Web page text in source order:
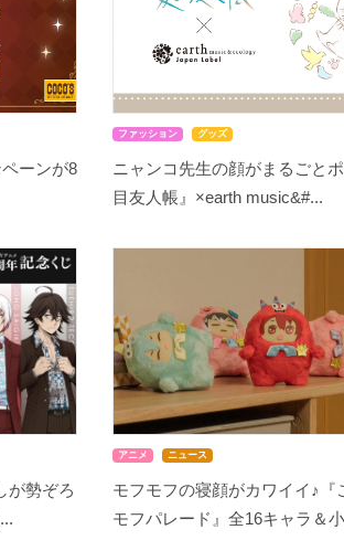
ーンが8
ファッション グッズ
ニャンコ先生の顔がまるごと
目友人帳』×earth music&#...
が勢ぞろ
アニメ ニュース
モフモフの寝顔がカワイイ♪『
モフパレード』全16キャラ＆